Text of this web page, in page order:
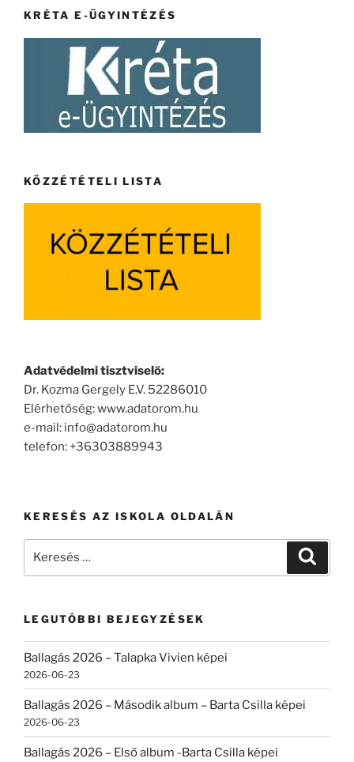
KRÉTA E-ÜGYINTÉZÉS
KÖZZÉTÉTELI LISTA
Adatvédelmi tisztviselő:
Dr. Kozma Gergely E.V. 52286010
Elérhetőség: www.adatorom.hu
e-mail: info@adatorom.hu
telefon: +36303889943
KERESÉS AZ ISKOLA OLDALÁN
LEGUTÓBBI BEJEGYZÉSEK
Ballagás 2026 – Talapka Vivien képei
2026-06-23
Ballagás 2026 – Második album – Barta Csilla képei
2026-06-23
Ballagás 2026 – Első album -Barta Csilla képei